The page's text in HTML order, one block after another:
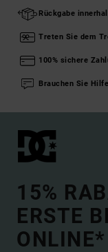
Rückgabe
Treten Sie dem
100% sichere
Brauchen Sie
15%
ERSTE
ONLINE*